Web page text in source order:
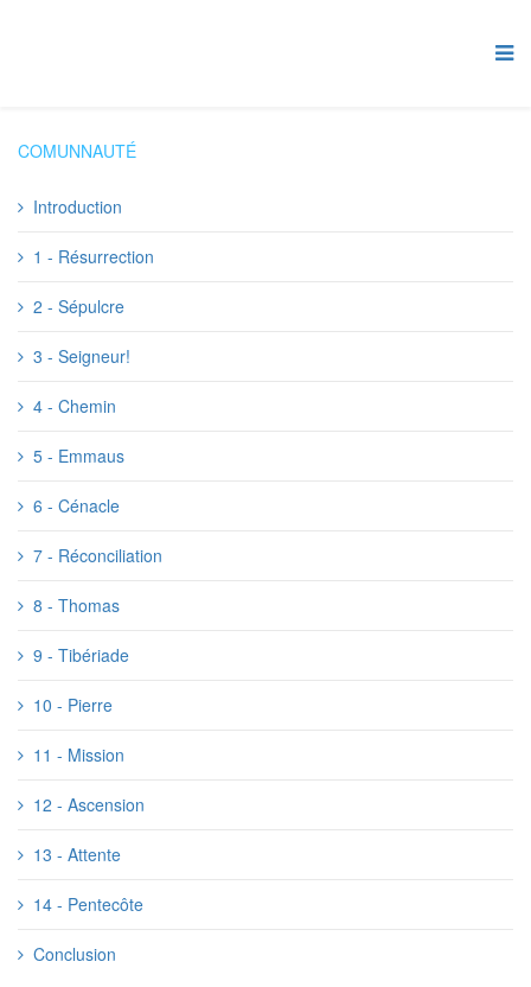
COMUNNAUTÉ
Introduction
1 - Résurrection
2 - Sépulcre
3 - Seigneur!
4 - Chemin
5 - Emmaus
6 - Cénacle
7 - Réconciliation
8 - Thomas
9 - Tibériade
10 - Pierre
11 - Mission
12 - Ascension
13 - Attente
14 - Pentecôte
Conclusion